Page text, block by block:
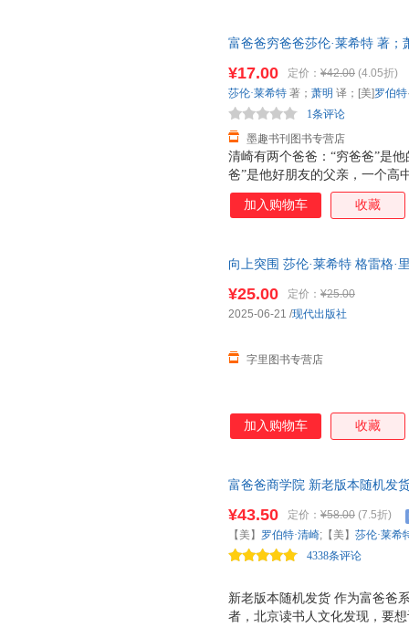
爸”截然不同的金钱观和财富观
富爸爸穷爸爸莎伦·莱希特 著
清崎有两个爸爸：“穷爸爸”是
爸”是他好朋友的父亲，一个高
从“穷爸爸”为他设计的人生道
的人生初期。直到1977年，清
爸”截然不同的金钱观和财富观
¥17.00 定价： ¥42.00 (4.05折)
墨趣书刊图书专营店
1条评论
莎伦·莱希特 著； 萧明 译；[美]罗伯特
加入购物车 收藏
向上突围 莎伦·莱希特 格雷格·
¥25.00 定价： ¥25.00
字里图书专营店
2025-06-21 /现代出版社
加入购物车 收藏
富爸爸商学院 新老版本随机发
新老版本随机发货 作为富爸爸
者，北京读书人文化发现，要
¥43.50 定价： ¥58.00 (7.5折)
4338条评论
【美】 罗伯特·清崎;【美】 莎伦·莱希